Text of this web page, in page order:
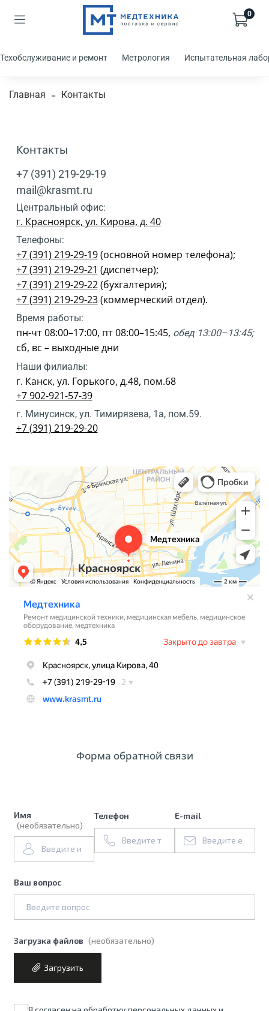
0
Техобслуживание и ремонт Метрология Испытательная
Главная Контакты
Контакты
+7 (391) 219-29-19
mail@krasmt.ru
Центральный офис:
г. Красноярск, ул. Кирова, д. 40
Телефоны:
+7 (391) 219-29-19 (основной номер телефона);
+7 (391) 219-29-21 (диспетчер);
+7 (391) 219-29-22 (бухгалтерия);
+7 (391) 219-29-23 (коммерческий отдел).
Время работы:
пн-чт 08:00–17:00, пт 08:00–15:45, обед 13:00–13:45;
сб, вс – выходные дни
Наши филиалы:
г. Канск, ул. Горького, д.48, пом.68
+7 902-921-57-39
г. Минусинск, ул. Тимирязева, 1а, пом.59.
+7 (391) 219-29-20
Форма обратной связи
Имя
(необязательно)
Телефон E-mail
Ваш вопрос
Загрузка файлов (необязательно)
Загрузить